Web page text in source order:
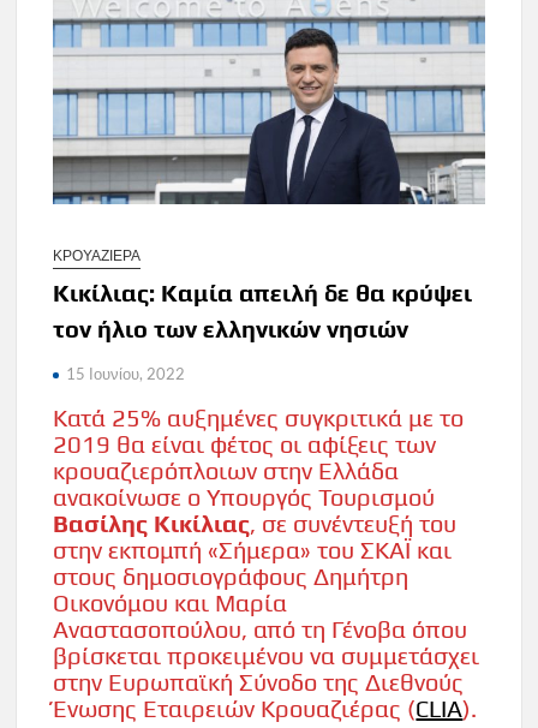
ΚΡΟΥΑΖΙΕΡΑ
Κικίλιας: Καμία απειλή δε θα κρύψει
τον ήλιο των ελληνικών νησιών
15 Ιουνίου, 2022
Κατά 25% αυξημένες συγκριτικά με το
2019 θα είναι φέτος οι αφίξεις των
κρουαζιερόπλοιων στην Ελλάδα
ανακοίνωσε ο Υπουργός Τουρισμού
Βασίλης Κικίλιας, σε συνέντευξή του
στην εκπομπή «Σήμερα» του ΣΚΑΪ και
στους δημοσιογράφους Δημήτρη
Οικονόμου και Μαρία
Αναστασοπούλου, από τη Γένοβα όπου
βρίσκεται προκειμένου να συμμετάσχει
στην Ευρωπαϊκή Σύνοδο της Διεθνούς
Ένωσης Εταιρειών Κρουαζιέρας (CLIA).